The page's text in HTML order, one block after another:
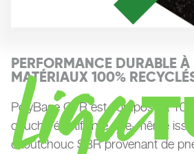
PERFORMANCE DURABLE À
MATÉRIAUX 100%
PolyBase GTR est composé à 100
couche élastifiante, elle-même
caoutchouc SBR provenant de